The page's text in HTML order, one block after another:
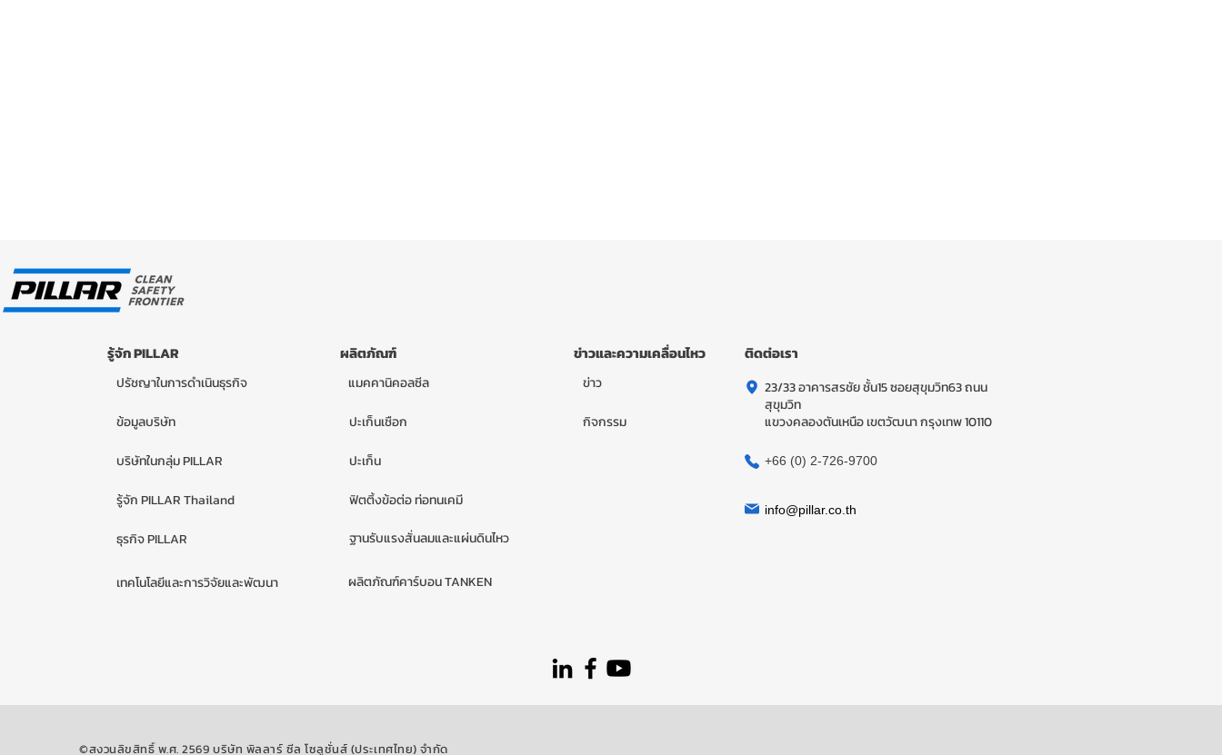
รู้จัก PILLAR
ปรัชญาในการดำเนินธุรกิจ
ข้อมูลบริษัท
บริษัทในกลุ่ม PILLAR
รู้จัก PILLAR Thailand
ธุรกิจ PILLAR
เทคโนโลยีและการวิจัยและพัฒนา
ผลิตภัณฑ์
แมคคานิคอลซีล
ปะเก็นเชือก
ปะเก็น
ฟิตติ้งข้อต่อ ท่อทนเคมี
ฐานรับแรงสั่นลมและแผ่นดินไหว
ผลิตภัณฑ์คาร์บอน TANKEN
ข่าวและความเคลื่อนไหว
ข่าว
กิจกรรม
ติดต่อเรา
23/33 อาคารสรชัย ชั้น15 ซอยสุขุมวิท63 ถนน
สุขุมวิท
แขวงคลองตันเหนือ เขตวัฒนา กรุงเทพ 10110
+66 (0) 2-726-9700
info@pillar.co.th
©สงวนลิขสิทธิ์ พ.ศ. 2569 บริษัท พิลลาร์ ซีล โซลูชั่นส์ (ประเทศไทย) จำกัด